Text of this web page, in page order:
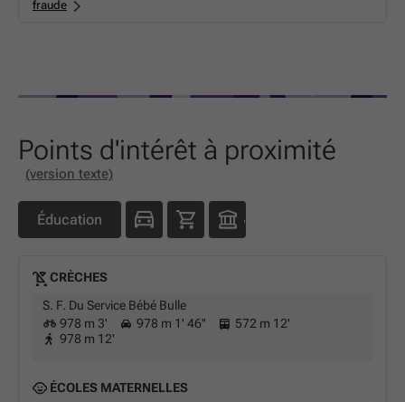
fraude
Points d'intérêt à proximité
(version texte)
Éducation
CRÈCHES
S. F. Du Service Bébé Bulle
978 m 3'
978 m 1' 46''
572 m 12'
978 m 12'
ÉCOLES MATERNELLES